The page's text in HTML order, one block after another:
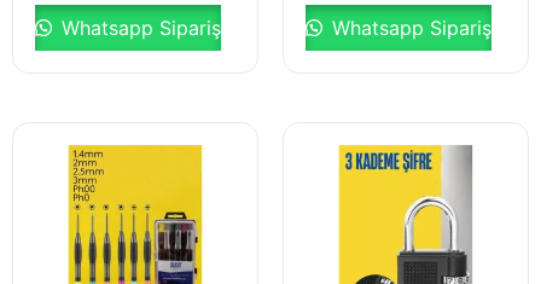
Whatsapp Sipariş Whatsapp Sipariş